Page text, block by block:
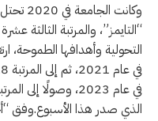
“التايمز”، والمرتبة الثالثة
الذي صدر هذا الأسبوع.وفق